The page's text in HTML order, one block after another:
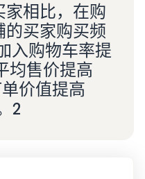
家相比，在购
的买家购买频
入购物车率提
均售价提高
价值提高
2